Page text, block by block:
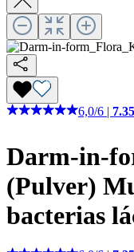
6,0/6
Darm-in-
(Pulver)
bacterias